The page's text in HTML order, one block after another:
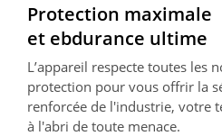
Protection maximale
et ebdurance ultime
L’appareil respecte toutes les
protection pour vous offrir la
renforcée de l'industrie, votre
à l'abri de toute menace.